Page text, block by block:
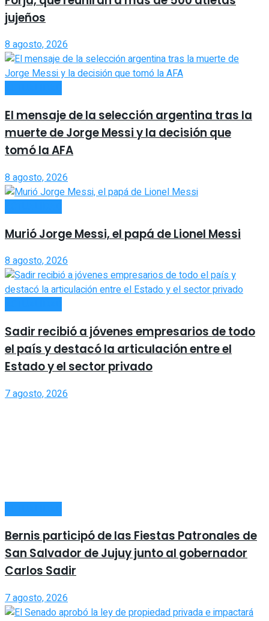
jujeños
8 agosto, 2026
El mensaje de la selección argentina tras la
muerte de Jorge Messi y la decisión que
tomó la AFA
8 agosto, 2026
Murió Jorge Messi, el papá de Lionel Messi
8 agosto, 2026
Sadir recibió a jóvenes empresarios de todo
el país y destacó la articulación entre el
Estado y el sector privado
7 agosto, 2026
Bernis participó de las Fiestas Patronales de
San Salvador de Jujuy junto al gobernador
Carlos Sadir
7 agosto, 2026